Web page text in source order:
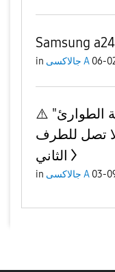
Samsung a24
in جالاكسى A 06-
⚠️ خلل في نظام "مشاركة الطوارئ"
تصل للطرف
الثاني
in جالاكسى A 03-